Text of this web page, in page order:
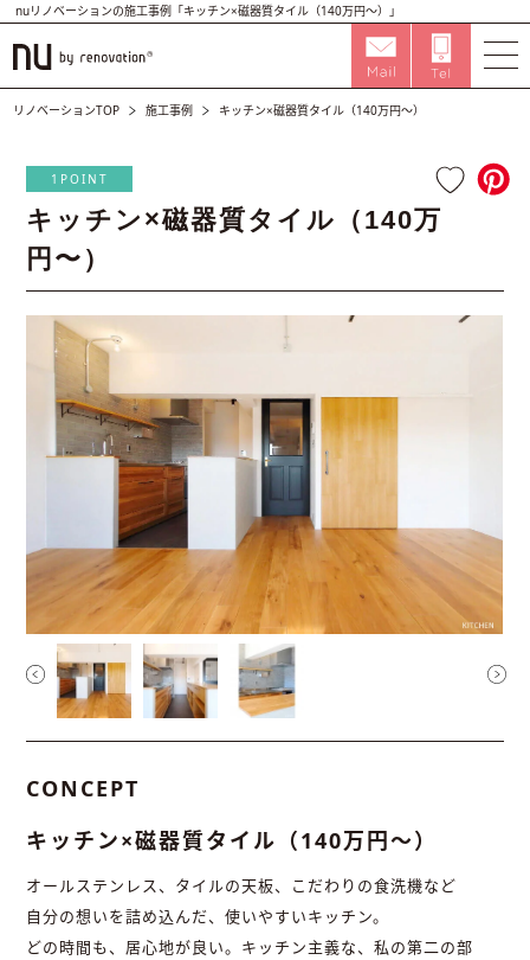
nuリノベーションの施工事例「キッチン×磁器質タイル（140万円〜）」
リノベーションTOP 施工事例 キッチン×磁器質タイル（140万円〜）
1POINT
キッチン×磁器質タイル（140万
円〜）
CONCEPT
キッチン×磁器質タイル（140万円〜）
オールステンレス、タイルの天板、こだわりの食洗機など
自分の想いを詰め込んだ、使いやすいキッチン。
どの時間も、居心地が良い。キッチン主義な、私の第二の部